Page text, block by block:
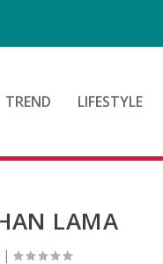
TREND LIFESTYLE
LAMA